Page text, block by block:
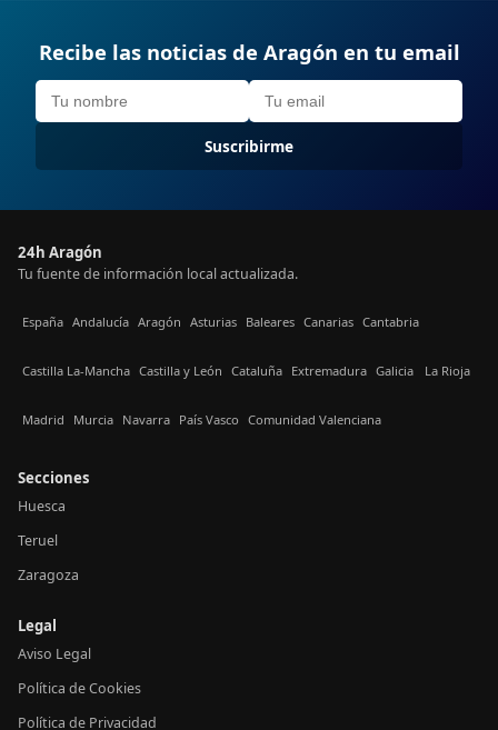
Recibe las noticias de Aragón en tu email
Suscribirme
24h Aragón
Tu fuente de información local actualizada.
España Andalucía Aragón Asturias Baleares Canarias Cantabria
Castilla La-Mancha Castilla y León Cataluña Extremadura Galicia La Rioja
Madrid Murcia Navarra País Vasco Comunidad Valenciana
Secciones
Huesca
Teruel
Zaragoza
Legal
Aviso Legal
Política de Cookies
Política de Privacidad